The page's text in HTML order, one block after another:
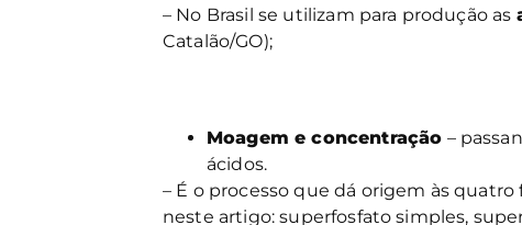
– No Brasil se utilizam para produção as
Catalão/GO);
Moagem e concentração –
ácidos.
– É o processo que dá origem às
neste artigo: superfosfato simples,